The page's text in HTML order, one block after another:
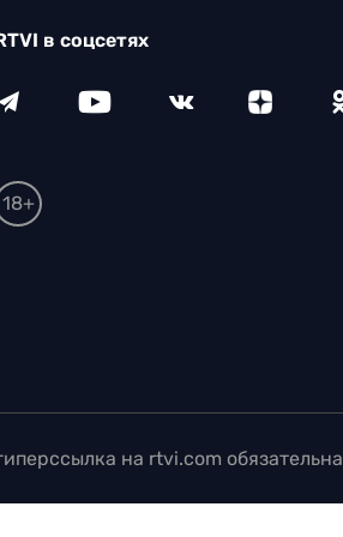
в соцсетях
18+
на rtvi.com обязательна